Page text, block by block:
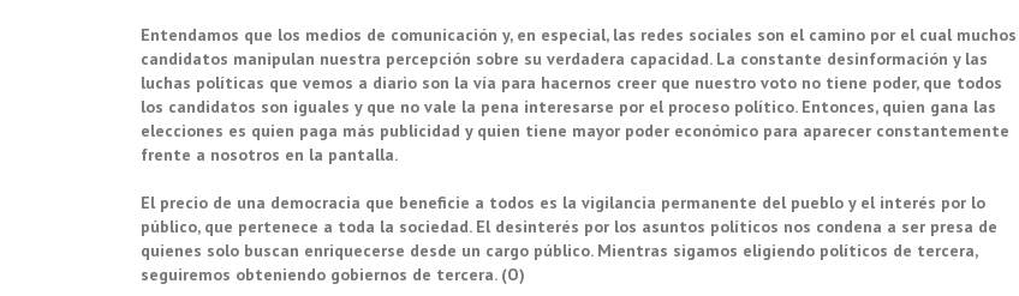
Entendamos que los medios de comunicación y, en especial, las redes sociales son el camino por el cual muchos
candidatos manipulan nuestra percepción sobre su verdadera capacidad. La constante desinformación y las
luchas políticas que vemos a diario son la vía para hacernos creer que nuestro voto no tiene poder, que todos
los candidatos son iguales y que no vale la pena interesarse por el proceso político. Entonces, quien gana las
elecciones es quien paga más publicidad y quien tiene mayor poder económico para aparecer constantemente
frente a nosotros en la pantalla.
El precio de una democracia que beneficie a todos es la vigilancia permanente del pueblo y el interés por lo
público, que pertenece a toda la sociedad. El desinterés por los asuntos políticos nos condena a ser presa de
quienes solo buscan enriquecerse desde un cargo público. Mientras sigamos eligiendo políticos de tercera,
seguiremos obteniendo gobiernos de tercera. (O)